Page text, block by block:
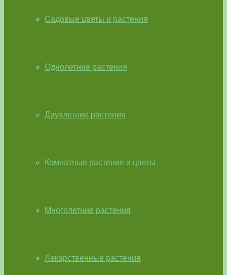
Садовые цветы и растения
Однолетние растения
Двухлетние растения
Комнатные растения и цветы
Многолетние растения
Лекарственные растения